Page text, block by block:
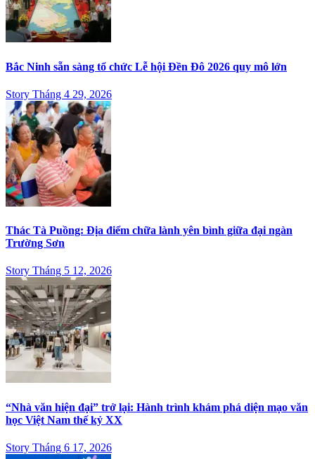
Bắc Ninh sẵn sàng tổ chức Lễ hội Đền Đô 2026 quy mô lớn
Story Tháng 4 29, 2026
Thác Tà Puồng: Địa điểm chữa lành yên bình giữa đại ngàn
Trường Sơn
Story Tháng 5 12, 2026
“Nhà văn hiện đại” trở lại: Hành trình khám phá diện mạo văn
học Việt Nam thế kỷ XX
Story Tháng 6 17, 2026